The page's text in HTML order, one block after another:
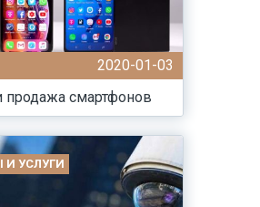
2020-01-03
продажа смартфонов
И УСЛУГИ